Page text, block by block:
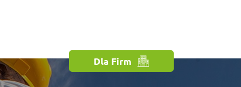
Dla Firm